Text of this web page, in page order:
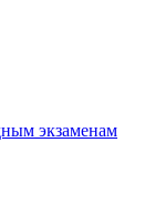
экзаменам